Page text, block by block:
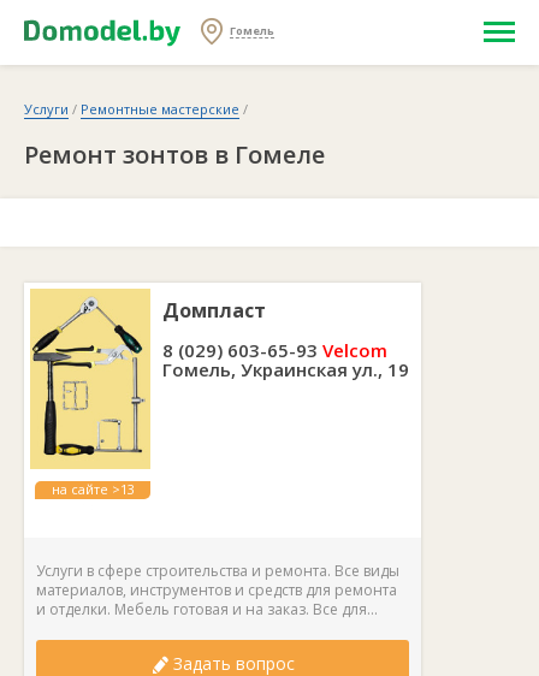
Гомель
Услуги / Ремонтные мастерские /
Ремонт зонтов в Гомеле
на сайте >13
Домпласт
8 (029) 603-65-93 Velcom
Гомель, Украинская ул., 19
Услуги в сфере строительства и ремонта. Все виды
материалов, инструментов и средств для ремонта
и отделки. Мебель готовая и на заказ. Все для...
Задать вопрос